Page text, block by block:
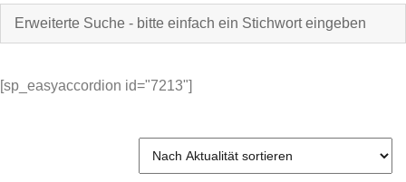
[sp_easyaccordion id="7213"]